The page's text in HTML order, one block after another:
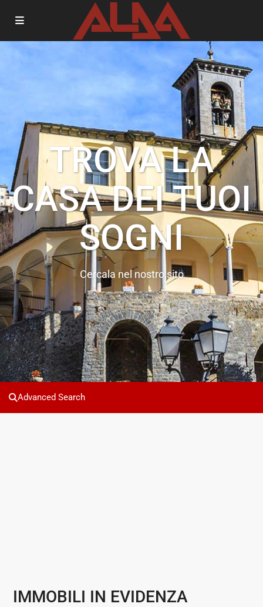
TROVA LA
CASA DEI TUOI
SOGNI
Cercala nel nostro sito
Advanced Search
IMMOBILI IN EVIDENZA